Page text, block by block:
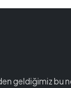
geldiğimiz bu